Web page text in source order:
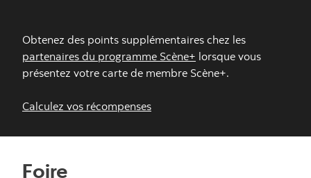
Obtenez des points supplémentaires chez les
partenaires du programme Scène+ lorsque vous
présentez votre carte de membre Scène+.
Calculez vos récompenses
Foire